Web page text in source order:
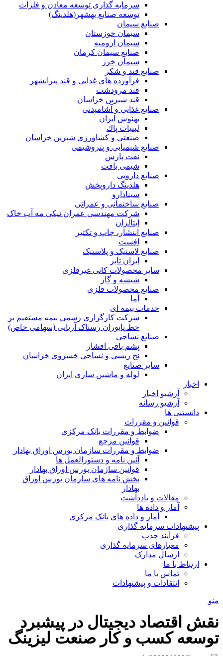
سرمایه گذاری توسعه معادن و فلزات
توسعه‌ صنایع‌ بهشهر(هلدینگ)
صنایع سیمان
سیمان خوزستان
سیمان ارومیه
صنایع سیمان کرمان
سیمان خزر
صنایع قند و شکر
فرآورده های غذایی و قند پیرانشهر
قند مرودشت
قند شیرین خراسان
صنایع غذايی و آشاميدنی
بهنوش ایران
لبنيات پاك
صنعتی و کشاورزی شیرین خراسان
صنایع شیمیایی و پتروشیمی
نفت پارس
شیمی بافت
صنایع دارویی
هلدینگ داروپخش
سینادارو
صنایع ساختمانی و عمرانی
شرکت مهندسی عمران نیکی مه آب خاک
ایتالران
صنایع انتشار، چاپ و تکثير
افست
صنایع لاستیک و پلاستیک
ایران تایر
ساير محصولات كانی غيرفلزی
شیشه و گاز
صنایع محصولات فلزی
آما
خدمات بیمه ای
شرکت کارگزاری رسمی بیمه مستقیم بر
خط پایوران رستاک آریایی (سهامی خاص)
صنایع نساجی
پشم بافی افشار
نخ ریسی و نساجی خسروی خراسان
سایر صنایع
لوله و ماشین سازی ایران
اخبار
آرشیو اخبار
آرشیو رسانه
دانستنی ها
قوانین و مقررات
ضوابط و مقررات بانک مرکزی
قوانين مرجع
ضوابط و مقررات سازمان بورس اوراق بهادار
آئین نامه و دستورالعمل ها
قوانین سازمان بورس اوراق بهادار
بخش نامه های سازمان بورس اوراق
بهادار
مقالات و یادداشت
آمار و داده ها
آمار و داده های بانک مرکزی
پیشنهادات سرمایه گذاری
فرآیند جذب
معیارهای سرمایه گذاری
ارسال مدارک
ارتباط با ما
تماس با ما
انتقادات و پیشنهادات
منو
نقش اقتصاد دیجیتال در پیشبرد
توسعه کسب و کار صنعت لیزینگ